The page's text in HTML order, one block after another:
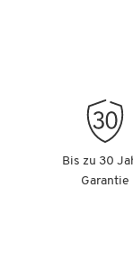
Bis zu 30
Garantie